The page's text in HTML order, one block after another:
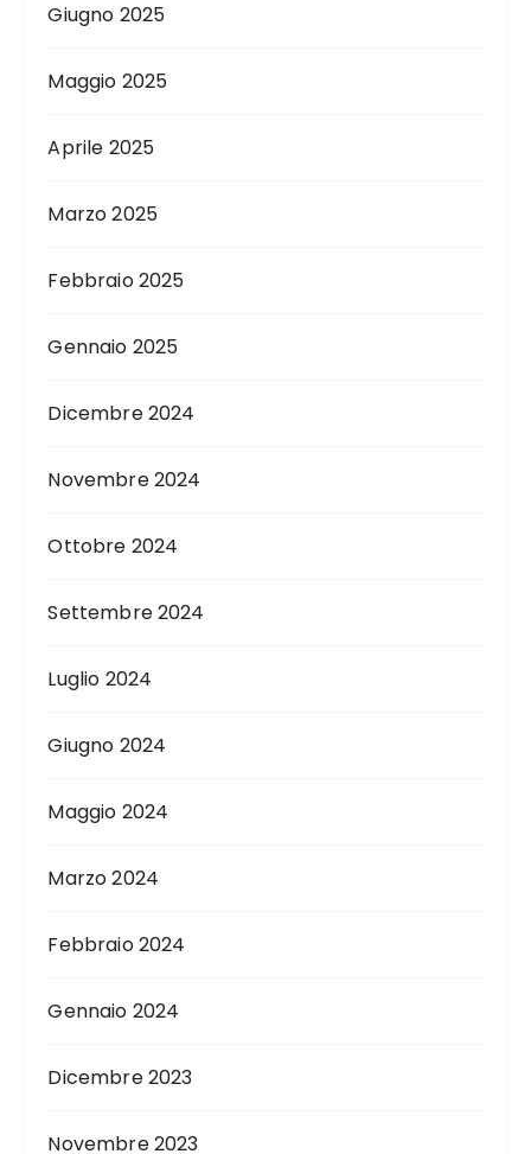
Giugno 2025
Maggio 2025
Aprile 2025
Marzo 2025
Febbraio 2025
Gennaio 2025
Dicembre 2024
Novembre 2024
Ottobre 2024
Settembre 2024
Luglio 2024
Giugno 2024
Maggio 2024
Marzo 2024
Febbraio 2024
Gennaio 2024
Dicembre 2023
Novembre 2023